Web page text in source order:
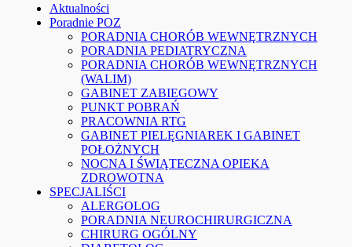
Aktualności
Poradnie POZ
PORADNIA CHORÓB WEWNĘTRZNYCH
PORADNIA PEDIATRYCZNA
PORADNIA CHORÓB WEWNĘTRZNYCH
(WALIM)
GABINET ZABIEGOWY
PUNKT POBRAŃ
PRACOWNIA RTG
GABINET PIELĘGNIAREK I GABINET
POŁOŻNYCH
NOCNA I ŚWIĄTECZNA OPIEKA
ZDROWOTNA
SPECJALIŚCI
ALERGOLOG
PORADNIA NEUROCHIRURGICZNA
CHIRURG OGÓLNY